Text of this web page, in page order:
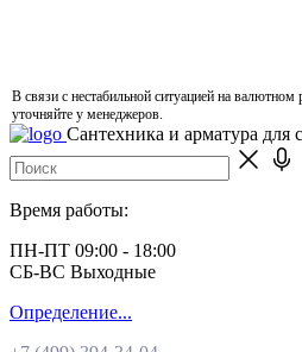
В связи с нестабильной ситуацией на
уточняйте у менеджеров.
Сантехника и арматура для
Время работы:
ПН-ПТ 09:00 - 18:00
СБ-ВС Выходные
Определение...